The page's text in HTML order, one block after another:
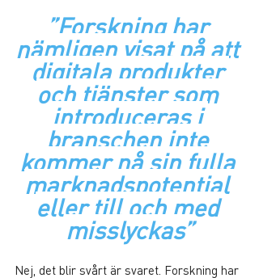
”Forskning har
nämligen visat på att
digitala produkter
och tjänster som
introduceras i
branschen inte
kommer nå sin fulla
marknadspotential
eller till och med
misslyckas”
Nej, det blir svårt är svaret. Forskning har